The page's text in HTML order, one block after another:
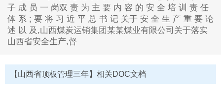
子 成 员 一 岗双 责 为 主 要 内 容 的 安 全 培 训 责 任
体 系 ; 要 将 习 近 平 总 书 记 关于 安 全 生 产 重 要 论
述 以 及,山西煤炭运销集团某某煤业有限公司关于落实
山西省安全生产,督
1、2促企业要强化落实以一把手负总责领导班子成员一
岗双责为主要内容的安全培训责任体系,要将习近平总书
记关于安全生产重要论述以及。
【山西省顶板管理三年】相关DOC文档